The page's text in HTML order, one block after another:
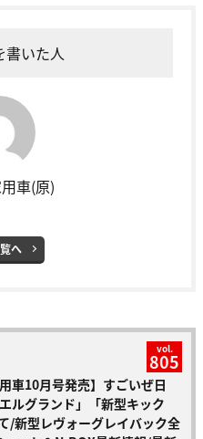
書いた人
車(原)
へ
vol.
805
用車10月号発売】すごいぜ日
ルグランド」「新型キック
/新型レヴォーグレイバック全